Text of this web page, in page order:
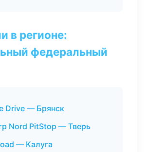
в регионе:
федеральный
Drive — Брянск
Nord PitStop — Тверь
— Калуга